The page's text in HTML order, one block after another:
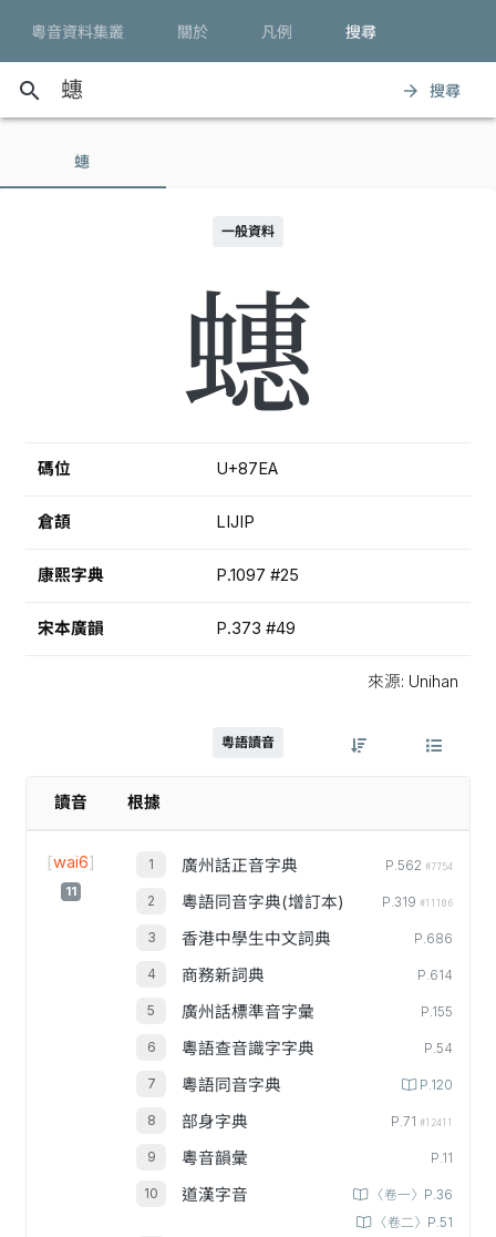
粵音資料集叢 關於 凡例 搜尋
search arrow_forward 搜尋
蟪
一般資料
蟪
碼位 U+87EA
倉頡 LIJIP
康熙字典 P.1097 #25
宋本廣韻 P.373 #49
來源: Unihan
粵語讀音
讀音 根據
[wai6]
11
廣州話正音字典 P.562 #7754
粵語同音字典(增訂本) P.319 #11106
香港中學生中文詞典 P.686
商務新詞典 P.614
廣州話標準音字彙 P.155
粵語查音識字字典 P.54
粵語同音字典 P.120
部身字典 P.71 #12411
粵音韻彙 P.11
道漢字音
〈卷一〉P.36
〈卷二〉P.51